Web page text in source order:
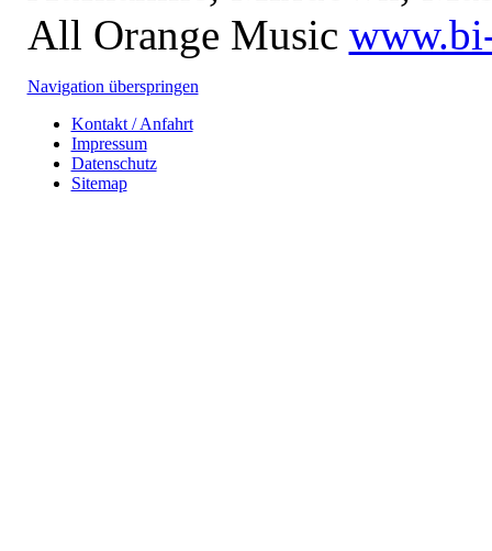
All Orange Music
Navigation überspringen
Kontakt / Anfahrt
Impressum
Datenschutz
Sitemap